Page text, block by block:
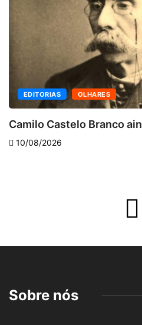
EDITORIAS OLHARES
Camilo Castelo Branco
10/08/2026
Sobre nós